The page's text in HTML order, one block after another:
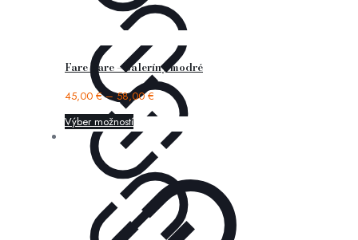
Fare Bare – baleríny modré
45,00 €–58,00€
Výber možností